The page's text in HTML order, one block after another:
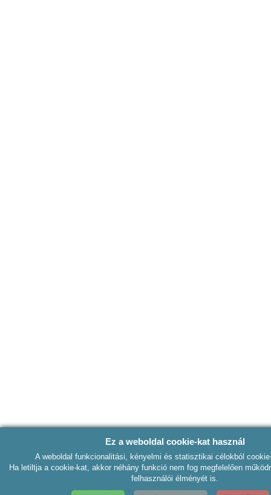
Ez a weboldal cookie-kat használ
A weboldal funkcionalitási, kényelmi és statisztikai célokból
Ha letiltja a cookie-kat, akkor néhány funkció nem fog megfelelően
felhasználói élményét is.